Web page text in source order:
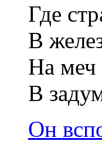
Где
В
На меч
В
Он